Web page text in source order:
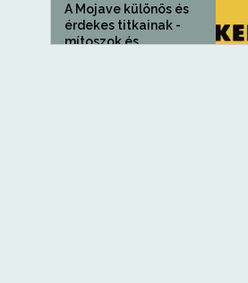
A Mojave különös és
érdekes titkainak -
mítoszok és...